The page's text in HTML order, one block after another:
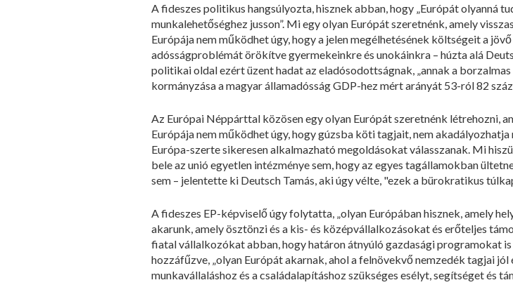
A fideszes politikus hangsúlyozta, hisznek abban, hogy „Európát olyanná
munkalehetőséghez jusson”. Mi egy olyan Európát szeretnénk, amely
Európája nem működhet úgy, hogy a jelen megélhetésének költségeit a
adósságproblémát örökítve gyermekeinkre és unokáinkra – húzta alá
politikai oldal ezért üzent hadat az eladósodottságnak, „annak a
kormányzása a magyar államadósság GDP-hez mért arányát 53-ról 82
Az Európai Néppárttal közösen egy olyan Európát szeretnénk létrehozni,
Európája nem működhet úgy, hogy gúzsba köti tagjait, nem
Európa-szerte sikeresen alkalmazható megoldásokat válasszanak. Mi
bele az unió egyetlen intézménye sem, hogy az egyes tagállamokban
sem – jelentette ki Deutsch Tamás, aki úgy vélte, "ezek a bürokratikus
A fideszes EP-képviselő úgy folytatta, „olyan Európában hisznek, amely
akarunk, amely ösztönzi és a kis- és középvállalkozásokat és erőteljes
fiatal vállalkozókat abban, hogy határon átnyúló gazdasági programokat
hozzáfűzve, „olyan Európát akarnak, ahol a felnövekvő nemzedék tagjai
munkavállaláshoz és a családalapításhoz szükséges esélyt, segítséget és